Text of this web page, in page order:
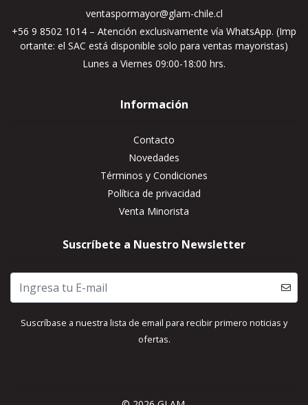
ventaspormayor@glam-chile.cl
+56 9 8502 1014 – Atención exclusivamente vía WhatsApp. (Imp
ortante: el SAC está disponible solo para ventas mayoristas)
Lunes a Viernes 09:00-18:00 hrs.
Información
Contacto
Novedades
Términos y Condiciones
Política de privacidad
Venta Minorista
Suscríbete a Nuestro Newsletter
Suscríbase a nuestra lista de email para recibir primero noticias y
ofertas.